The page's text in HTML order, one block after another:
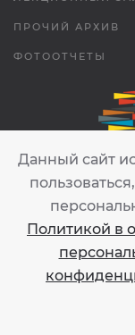
ПРОЧИЙ АРХИВ
ФОТООТЧЕТЫ
ТВЕРЬ
УЛ.
ОТКРЫТЬ
Данный сайт
Политикой в